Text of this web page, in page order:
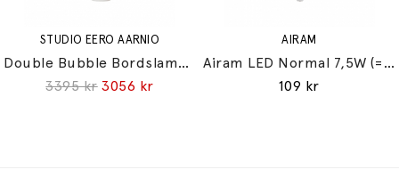
STUDIO EERO AARNIO
Double Bubble Bordslampa Small
3395 kr 3056 kr
AIRAM
Airam LED Normal 7,5W (=60W) E27
109 kr